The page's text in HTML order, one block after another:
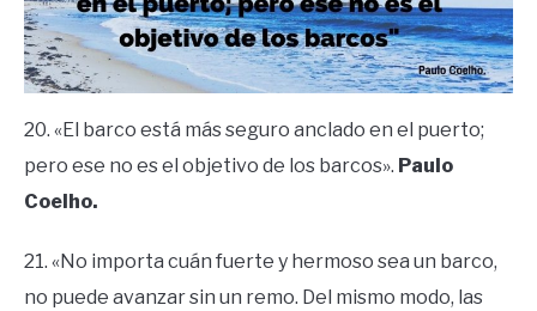
20. «El barco está más seguro anclado en el puerto;
pero ese no es el objetivo de los barcos». Paulo
Coelho.
21. «No importa cuán fuerte y hermoso sea un barco,
no puede avanzar sin un remo. Del mismo modo, las